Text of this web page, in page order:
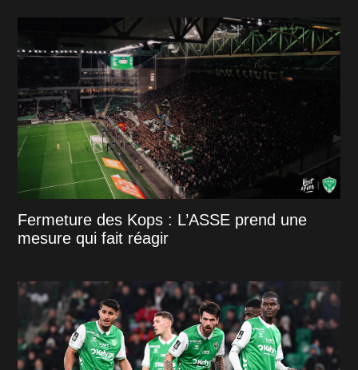
Fermeture des Kops : L’ASSE prend une
mesure qui fait réagir